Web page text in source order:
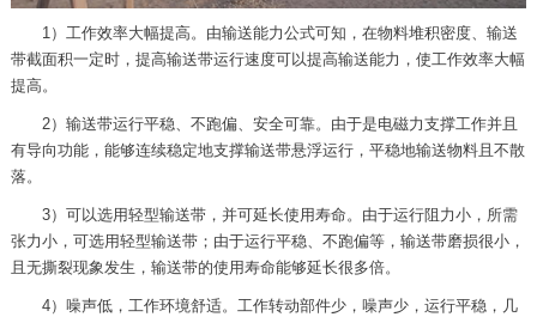
1）工作效率大幅提高。由输送能力公式可知，在物料堆积密度、输送
带截面积一定时，提高输送带运行速度可以提高输送能力，使工作效率大幅
提高。
2）输送带运行平稳、不跑偏、安全可靠。由于是电磁力支撑工作并且
有导向功能，能够连续稳定地支撑输送带悬浮运行，平稳地输送物料且不散
落。
3）可以选用轻型输送带，并可延长使用寿命。由于运行阻力小，所需
张力小，可选用轻型输送带；由于运行平稳、不跑偏等，输送带磨损很小，
且无撕裂现象发生，输送带的使用寿命能够延长很多倍。
4）噪声低，工作环境舒适。工作转动部件少，噪声少，运行平稳，几